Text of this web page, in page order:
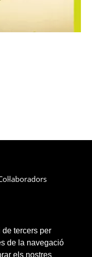
tercers per
de la navegació
els nostres